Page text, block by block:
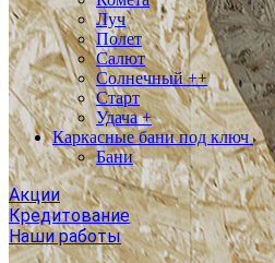
Луч
Полет
Салют
Солнечный ++
Старт
Удача +
Каркасные бани под ключ
Бани
Акции
Кредитование
Наши работы